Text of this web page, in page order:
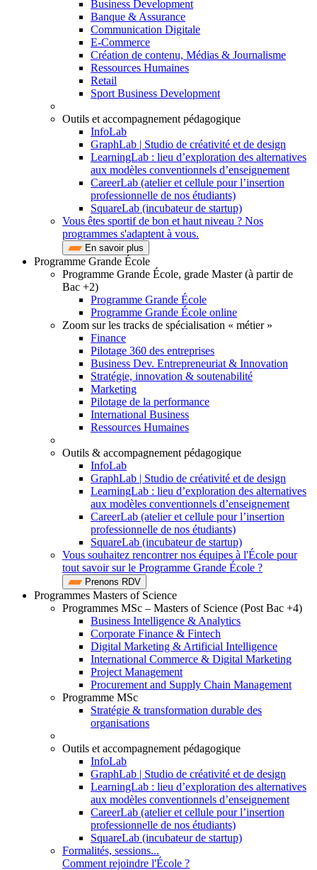
Business Development
Banque & Assurance
Communication Digitale
E-Commerce
Création de contenu, Médias & Journalisme
Ressources Humaines
Retail
Sport Business Development
Outils et accompagnement pédagogique
InfoLab
GraphLab | Studio de créativité et de design
LearningLab : lieu d’exploration des alternatives
aux modèles conventionnels d’enseignement
CareerLab (atelier et cellule pour l’insertion
professionnelle de nos étudiants)
SquareLab (incubateur de startup)
Vous êtes sportif de bon et haut niveau ? Nos
programmes s'adaptent à vous.
En savoir plus
Programme Grande École
Programme Grande École, grade Master (à partir de
Bac +2)
Programme Grande École
Programme Grande École online
Zoom sur les tracks de spécialisation « métier »
Finance
Pilotage 360 des entreprises
Business Dev. Entrepreneuriat & Innovation
Stratégie, innovation & soutenabilité
Marketing
Pilotage de la performance
International Business
Ressources Humaines
Outils & accompagnement pédagogique
InfoLab
GraphLab | Studio de créativité et de design
LearningLab : lieu d’exploration des alternatives
aux modèles conventionnels d’enseignement
CareerLab (atelier et cellule pour l’insertion
professionnelle de nos étudiants)
SquareLab (incubateur de startup)
Vous souhaitez rencontrer nos équipes à l'École pour
tout savoir sur le Programme Grande École ?
Prenons RDV
Programmes Masters of Science
Programmes MSc – Masters of Science (Post Bac +4)
Business Intelligence & Analytics
Corporate Finance & Fintech
Digital Marketing & Artificial Intelligence
International Commerce & Digital Marketing
Project Management
Procurement and Supply Chain Management
Programme MSc
Stratégie & transformation durable des
organisations
Outils et accompagnement pédagogique
InfoLab
GraphLab | Studio de créativité et de design
LearningLab : lieu d’exploration des alternatives
aux modèles conventionnels d’enseignement
CareerLab (atelier et cellule pour l’insertion
professionnelle de nos étudiants)
SquareLab (incubateur de startup)
Formalités, sessions...
Comment rejoindre l'École ?